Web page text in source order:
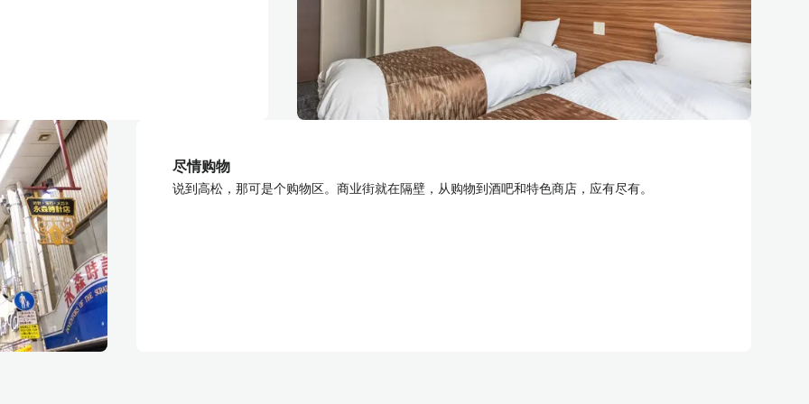
尽情购物
说到高松，那可是个购物区。商业街就在隔壁，从购物到酒吧和特色商店，应有尽有。